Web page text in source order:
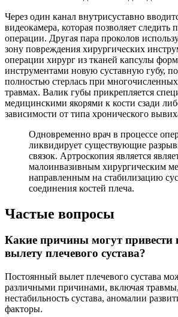
Через один канал внутрисуставно
видеокамера, которая позволяет следить
операции. Другая пара проколов
зону повреждения хирургических
операции хирург из тканей капсулы
инструментами новую суставную губу,
полностью стерлась при
травмах. Валик губы прикрепляется
медицинскими якорями к кости сзади
зависимости от типа хронического
Одновременно врач в процессе
ликвидирует существующие
связок. Артроскопия является
малоинвазивным хирургическим
направленным на стабилизацию
соединения костей плеча.
Частые вопросы
Какие причины могут привести
вылету плечевого сустава?
Постоянный вылет плечевого сустава
различными причинами, включая
нестабильность сустава, аномалии
факторы.